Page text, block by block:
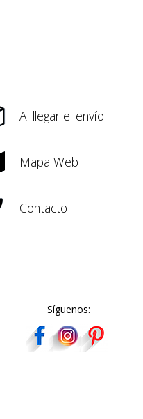
Al llegar el envío
Mapa Web
Contacto
Síguenos: